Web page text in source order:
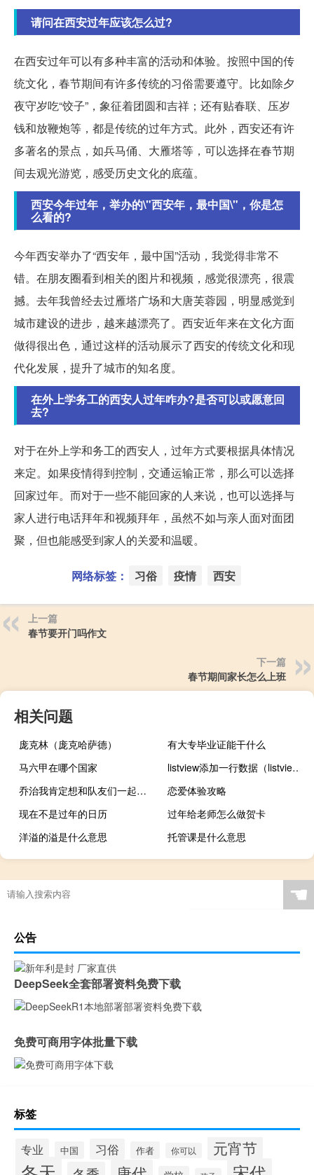
请问在西安过年应该怎么过?
在西安过年可以有多种丰富的活动和体验。按照中国的传
统文化，春节期间有许多传统的习俗需要遵守。比如除夕
夜守岁吃“饺子”，象征着团圆和吉祥；还有贴春联、压岁
钱和放鞭炮等，都是传统的过年方式。此外，西安还有许
多著名的景点，如兵马俑、大雁塔等，可以选择在春节期
间去观光游览，感受历史文化的底蕴。
西安今年过年，举办的\"西安年，最中国\"，你是怎
么看的?
今年西安举办了“西安年，最中国”活动，我觉得非常不
错。在朋友圈看到相关的图片和视频，感觉很漂亮，很震
撼。去年我曾经去过雁塔广场和大唐芙蓉园，明显感觉到
城市建设的进步，越来越漂亮了。西安近年来在文化方面
做得很出色，通过这样的活动展示了西安的传统文化和现
代化发展，提升了城市的知名度。
在外上学务工的西安人过年咋办?是否可以或愿意回
去?
对于在外上学和务工的西安人，过年方式要根据具体情况
来定。如果疫情得到控制，交通运输正常，那么可以选择
回家过年。而对于一些不能回家的人来说，也可以选择与
家人进行电话拜年和视频拜年，虽然不如与亲人面对面团
聚，但也能感受到家人的关爱和温暖。
网络标签： 习俗 疫情 西安
上一篇
春节要开门吗作文
下一篇
春节期间家长怎么上班
相关问题
庞克林（庞克哈萨德）
有大专毕业证能干什么
马六甲在哪个国家
listview添加一行数据（listview排序）
乔治我肯定想和队友们一起战斗 乔治大桥是季后赛最被低估的球员他的成星之路已搭建好
恋爱体验攻略
现在不是过年的日历
过年给老师怎么做贺卡
洋溢的溢是什么意思
托管课是什么意思
☚
公告
DeepSeek全套部署资料免费下载
免费可商用字体批量下载
标签
专业 中国 习俗 作者 你可以 元宵节